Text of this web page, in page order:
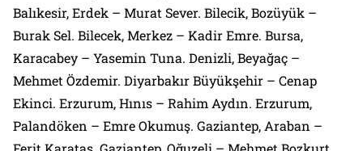
Balıkesir, Erdek – Murat Sever. Bilecik, Bozüyük –
Burak Sel. Bilecek, Merkez – Kadir Emre. Bursa,
Karacabey – Yasemin Tuna. Denizli, Beyağaç –
Mehmet Özdemir. Diyarbakır Büyükşehir – Cenap
Ekinci. Erzurum, Hınıs – Rahim Aydın. Erzurum,
Palandöken – Emre Okumuş. Gaziantep, Araban –